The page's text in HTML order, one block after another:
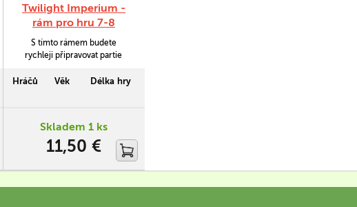
Twilight Imperium -
rám pro hru 7-8
hráčů
S tímto rámem budete
rychleji připravovat partie
poznáte, kde mají být jaké
Twilight Imperium.
Hráčů Věk Délka hry
Skladem 1 ks
11,50 €